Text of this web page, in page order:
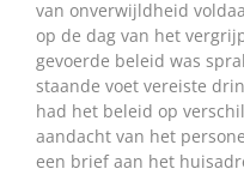
van onverwijldheid
op de dag van het
gevoerde beleid was
staande voet vereiste
had het beleid op
aandacht van het
een brief aan het